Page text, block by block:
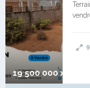
19 500 000 xaf